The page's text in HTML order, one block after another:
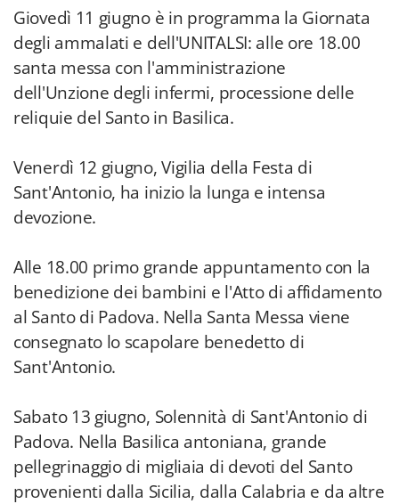
Giovedì 11 giugno è in programma la Giornata
degli ammalati e dell'UNITALSI: alle ore 18.00
santa messa con l'amministrazione
dell'Unzione degli infermi, processione delle
reliquie del Santo in Basilica.
Venerdì 12 giugno, Vigilia della Festa di
Sant'Antonio, ha inizio la lunga e intensa
devozione.
Alle 18.00 primo grande appuntamento con la
benedizione dei bambini e l'Atto di affidamento
al Santo di Padova. Nella Santa Messa viene
consegnato lo scapolare benedetto di
Sant'Antonio.
Sabato 13 giugno, Solennità di Sant'Antonio di
Padova. Nella Basilica antoniana, grande
pellegrinaggio di migliaia di devoti del Santo
provenienti dalla Sicilia, dalla Calabria e da altre